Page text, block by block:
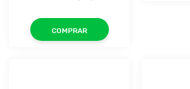
COMPRAR